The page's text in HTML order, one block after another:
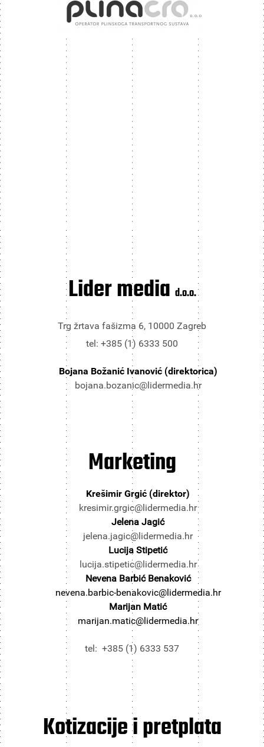
Lider media d.o.o.
Trg žrtava fašizma 6, 10000 Zagreb
tel: +385 (1) 6333 500
Bojana Božanić Ivanović (direktorica)
bojana.bozanic@lidermedia.hr
Marketing
Krešimir Grgić (direktor)
kresimir.grgic@lidermedia.hr
Jelena Jagić
jelena.jagic@lidermedia.hr
Lucija Stipetić
lucija.stipetic@lidermedia.hr
Nevena Barbić Benaković
nevena.barbic-benakovic@lidermedia.hr
Marijan Matić
marijan.matic@lidermedia.hr
tel: +385 (1) 6333 537
Kotizacije i pretplata